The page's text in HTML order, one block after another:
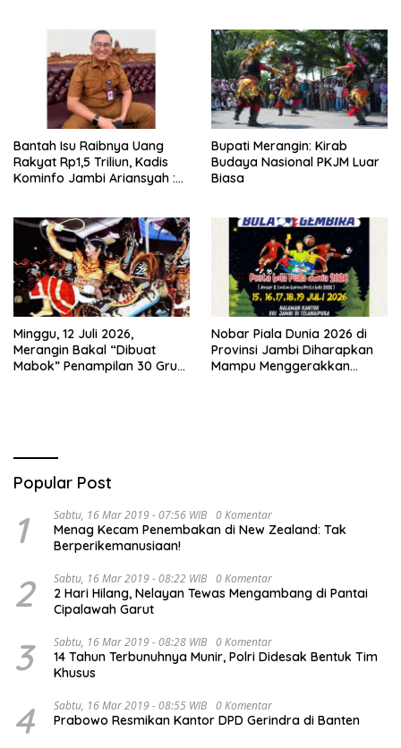
Bantah Isu Raibnya Uang
Rakyat Rp1,5 Triliun, Kadis
Kominfo Jambi Ariansyah :
Sejak 2002
Bupati Merangin: Kirab
Budaya Nasional PKJM Luar
Biasa
Minggu, 12 Juli 2026,
Merangin Bakal “Dibuat
Mabok” Penampilan 30 Grup
Nobar Piala Dunia 2026 di
Provinsi Jambi Diharapkan
Mampu Menggerakkan
Popular Post
1 Sabtu, 16 Mar 2019 - 07:56 WIB 0 Komentar
Menag Kecam Penembakan di New Zealand: Tak
Berperikemanusiaan!
2 Sabtu, 16 Mar 2019 - 08:22 WIB 0 Komentar
2 Hari Hilang, Nelayan Tewas Mengambang di Pantai
Cipalawah Garut
3 Sabtu, 16 Mar 2019 - 08:28 WIB 0 Komentar
14 Tahun Terbunuhnya Munir, Polri Didesak Bentuk Tim
Khusus
4 Sabtu, 16 Mar 2019 - 08:55 WIB 0 Komentar
Prabowo Resmikan Kantor DPD Gerindra di Banten